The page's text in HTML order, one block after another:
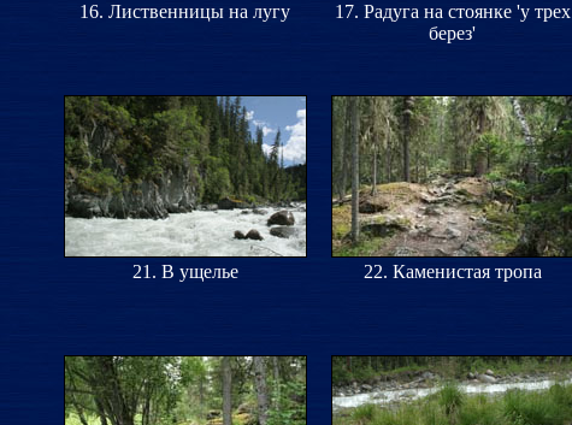
16. Лиственницы на лугу
17. Радуга на стоянке 'у трех
берез'
21. В ущелье 22. Каменистая тропа